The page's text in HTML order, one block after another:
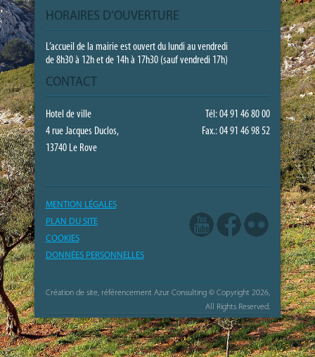
HORAIRES D’OUVERTURE
L’accueil de la mairie est ouvert du lundi au vendredi
de 8h30 à 12h et de 14h à 17h30 (sauf vendredi 17h)
CONTACT
Hotel de ville
Tél: 04 91 46 80 00
4 rue Jacques Duclos,
Fax.: 04 91 46 98 52
13740 Le Rove
MENTION LÉGALES
PLAN DU SITE
COOKIES
DONNÉES PERSONNELLES
Création de site, référencement Azur Consulting © Copyright 2026,
All Rights Reserved.